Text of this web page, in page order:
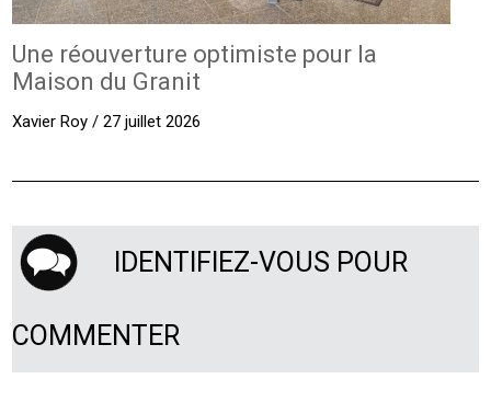
Une réouverture optimiste pour la
Maison du Granit
Xavier Roy / 27 juillet 2026
IDENTIFIEZ-VOUS POUR
COMMENTER